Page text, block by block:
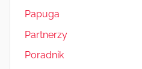
Papuga
Partnerzy
Poradnik